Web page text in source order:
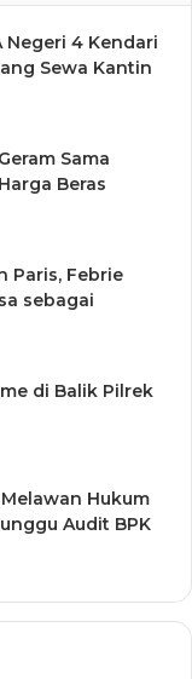
Negeri 4 Kendari
Sewa Kantin
Sama
Beras
Paris, Febrie
sebagai
di Balik Pilrek
Hukum
Audit BPK